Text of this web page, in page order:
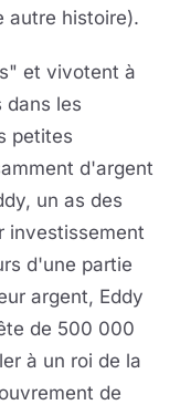
autre histoire).
et vivotent à
dans les
petites
d'argent
un as des
investissement
d'une partie
argent, Eddy
de 500 000
à un roi de la
de